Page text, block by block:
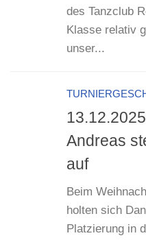
des Tanzclub
Klasse relativ
unser...
Andreas
auf
Beim
holten sich
Platzierung in